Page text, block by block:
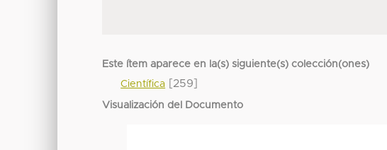
Este ítem aparece en la(s) siguiente(s) colección(ones)
Científica [259]
Visualización del Documento